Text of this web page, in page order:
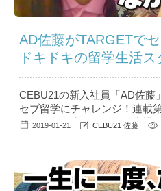
AD佐藤がTARGETで
ドキドキの留学生活ス
CEBU21の新入社員「AD佐藤
セブ留学にチャレンジ！連載
まった留学生活について赤裸
だよ！」と聞かせてもらうた
て、そんな私ですがTARGET
2019-01-21 CEBU21 佐藤